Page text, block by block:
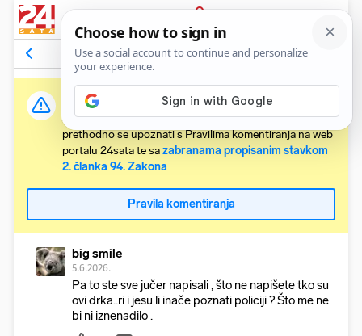
PRIJAVA
Komentari43 Relevantni
Važna obavijest:
Svaki korisnik koji želi komentirati članke obvezan je
prethodno se upoznati s Pravilima komentiranja na web
portalu 24sata te sazabranama propisanim stavkom
2. članka 94. Zakona .
Pravila komentiranja
big smile
5.6.2026.
Pa to ste sve jučer napisali , što ne napišete tko su
ovi drka..ri i jesu li inače poznati policiji ? Što me ne
bi ni iznenadilo .